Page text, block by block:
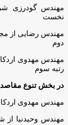
مهندس گودرزی
نخست
مهندس رضایی از
دوم
مهندس مهدوی
رتبه سوم
در بخش تنوع
مهندس مهدوی
مهندس وحیدنیا